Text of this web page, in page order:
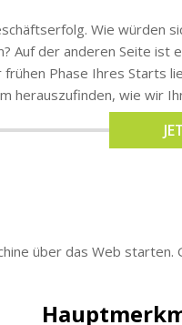
Wie würden
Auf der anderen Seite
Phase Ihres Starts
herauszufinden, wie wir
über das Web